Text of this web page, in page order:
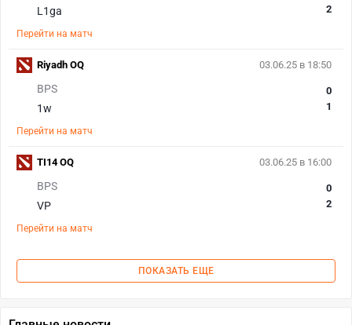
L1ga
2
Перейти на матч
03.06.25 в 18:50
BPS
1w
0
1
Перейти на матч
Riyadh OQ
03.06.25 в 16:00
BPS
VP
0
2
Перейти на матч
TI14 OQ
ПОКАЗАТЬ ЕЩЕ